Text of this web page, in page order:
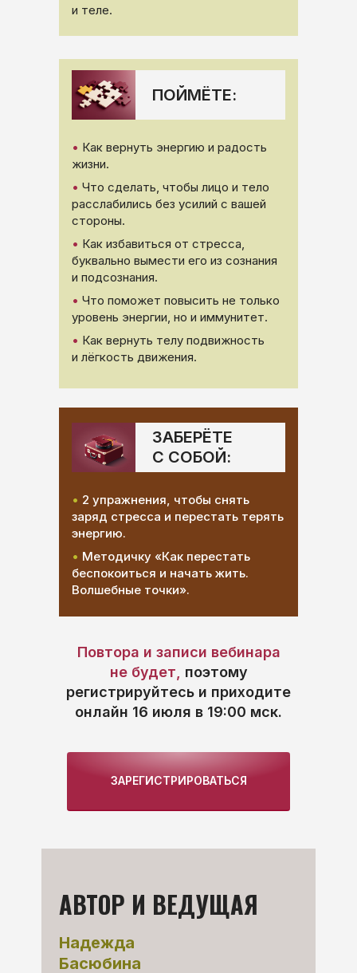
ЗАБЕРЁТЕ
С СОБОЙ:
• Методичку «Как перестать
беспокоиться и начать жить.
Волшебные точки».
• 2 упражнения, чтобы снять
заряд стресса и перестать терять
энергию.
и теле.
• Как вернуть энергию и радость
жизни.
• Что поможет повысить не только
уровень энергии, но и иммунитет.
• Как вернуть телу подвижность
и лёгкость движения.
• Как избавиться от стресса,
буквально вымести его из сознания
и подсознания.
• Что сделать, чтобы лицо и тело
расслабились без усилий с вашей
стороны.
ЗАРЕГИСТРИРОВАТЬСЯ
Повтора и записи вебинара
не будет,
поэтому
регистрируйтесь и приходите
онлайн 16 июля в 19:00 мск.
ПОЙМЁТЕ:
АВТОР И ВЕДУЩАЯ
Надежда
Басюбина